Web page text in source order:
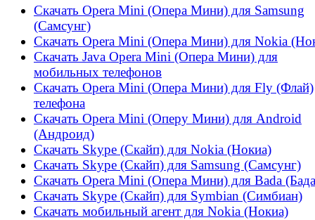
Скачать Opera Mini (Опера Мини) для Samsung
(Самсунг)
Скачать Opera Mini (Опера Мини) для Nokia
Скачать Java Opera Mini (Опера Мини) для
мобильных телефонов
Скачать Opera Mini (Опера Мини) для Fly (Флай)
телефона
Скачать Opera Mini (Оперу Мини) для Android
(Андроид)
Скачать Skype (Скайп) для Nokia (Нокиа)
Скачать Skype (Скайп) для Samsung (Самсунг)
Скачать Opera Mini (Опера Мини) для Bada
Скачать Skype (Скайп) для Symbian (Симбиан)
Скачать мобильный агент для Nokia (Нокиа)